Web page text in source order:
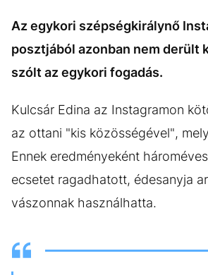
Az egykori szépségkirálynő
posztjából azonban nem derült
szólt az egykori fogadás.
Kulcsár Edina az Instagramon
az ottani "kis közösségével",
Ennek eredményeként
ecsetet ragadhatott, édesanyja
vászonnak használhatta.